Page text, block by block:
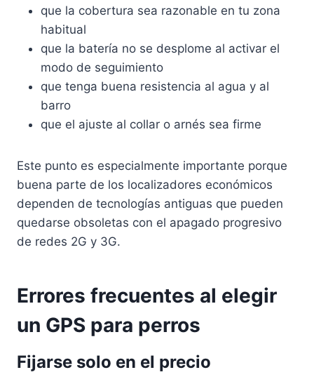
que la cobertura sea razonable en tu zona
habitual
que la batería no se desplome al activar el
modo de seguimiento
que tenga buena resistencia al agua y al
barro
que el ajuste al collar o arnés sea firme
Este punto es especialmente importante porque
buena parte de los localizadores económicos
dependen de tecnologías antiguas que pueden
quedarse obsoletas con el apagado progresivo
de redes 2G y 3G.
Errores frecuentes al elegir
un GPS para perros
Fijarse solo en el precio